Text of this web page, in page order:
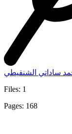
ساداتي الشنقيطي
Files: 1
Pages: 168